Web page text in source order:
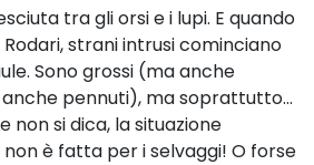
tra gli orsi e i lupi. E quando
strani intrusi cominciano
Sono grossi (ma anche
pennuti), ma soprattutto...
non si dica, la situazione
è fatta per i selvaggi! O forse